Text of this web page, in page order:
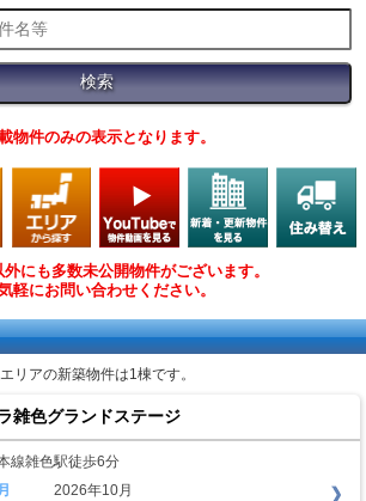
物件のみの表示となります。
にも多数未公開物件がございます。
軽にお問い合わせください。
リアの新築物件は1棟です。
雑色グランドステージ
線雑色駅徒歩6分
2026年10月